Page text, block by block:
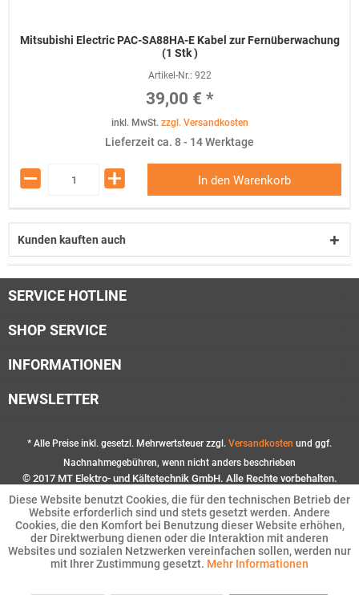
Mitsubishi Electric PAC-SA88HA-E Kabel zur Fernüberwachung
(1 Stk )
Artikel-Nr.: 922
39,00 € *
inkl. MwSt. zzgl. Versandkosten
Lieferzeit ca. 8 - 14 Werktage
In den Warenkorb
Kunden kauften auch
SERVICE HOTLINE
SHOP SERVICE
INFORMATIONEN
NEWSLETTER
* Alle Preise inkl. gesetzl. Mehrwertsteuer zzgl. Versandkosten und ggf.
Nachnahmegebühren, wenn nicht anders beschrieben
© 2017 MT Elektro- und Kältetechnik GmbH. Alle Rechte vorbehalten.
Diese Website benutzt Cookies, die für den technischen Betrieb der
Website erforderlich sind und stets gesetzt werden. Andere
Cookies, die den Komfort bei Benutzung dieser Website erhöhen,
der Direktwerbung dienen oder die Interaktion mit anderen
Websites und sozialen Netzwerken vereinfachen sollen, werden nur
mit Ihrer Zustimmung gesetzt. Mehr Informationen